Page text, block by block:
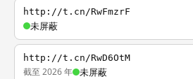
http://t.cn/RwFmzrF
未屏蔽
http://t.cn/RwD6OtM
截至 2026 年 未屏蔽